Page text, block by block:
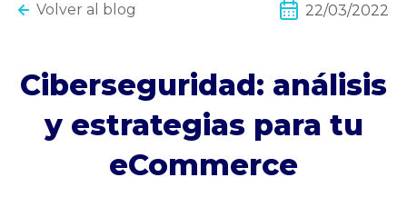
Volver al blog 22/03/2022
Ciberseguridad: análisis
y estrategias para tu
eCommerce